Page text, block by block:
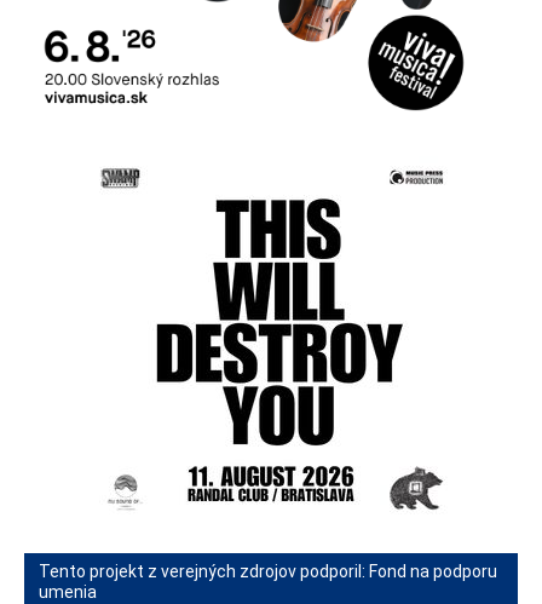
Tento projekt z verejných zdrojov podporil: Fond na podporu
umenia